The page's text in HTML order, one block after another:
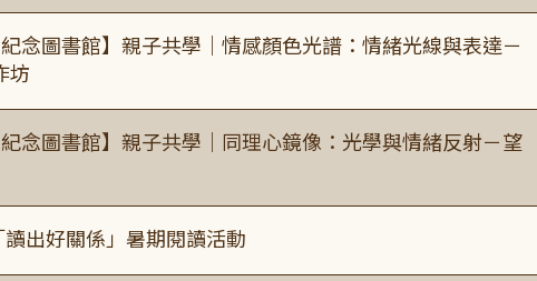
紀念圖書館】親子共學｜情感顏色光譜：情緒光線與表達－
坊
紀念圖書館】親子共學｜同理心鏡像：光學與情緒反射－望
讀出好關係」暑期閱讀活動